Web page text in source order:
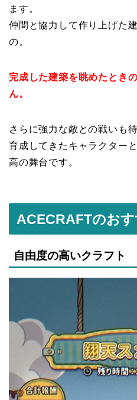
ます。
仲間と協力して作り上げた
の。
完成した建築を眺めたとき
ん。
さらに強力な敵との戦いも
育成してきたキャラクター
高の舞台です。
ACECRAFTのお
自由度の高いクラフト